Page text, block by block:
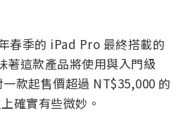
春季的 iPad Pro 最終搭載的
著這款產品將使用與入門級
款起售價超過 NT$35,000 的
確實有些微妙。